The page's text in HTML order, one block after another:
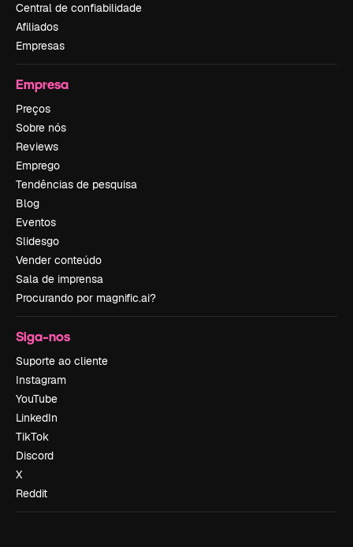
Central de confiabilidade
Afiliados
Empresas
Empresa
Preços
Sobre nós
Reviews
Emprego
Tendências de pesquisa
Blog
Eventos
Slidesgo
Vender conteúdo
Sala de imprensa
Procurando por magnific.ai?
Siga-nos
Suporte ao cliente
Instagram
YouTube
LinkedIn
TikTok
Discord
X
Reddit